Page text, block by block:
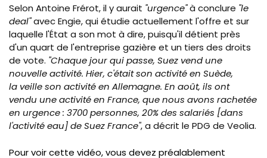
Selon Antoine Frérot, il y aurait "urgence"à conclure "le
deal"avec Engie, qui étudie actuellement l'offre et sur
laquelle l'État a son mot à dire, puisqu'il détient près
d'un quart de l'entreprise gazière et un tiers des droits
de vote. "Chaque jour qui passe, Suez vend une
nouvelle activité. Hier, c'était son activité en Suède,
la veille son activité en Allemagne. En août, ils ont
vendu une activité en France, que nous avons rachetée
en urgence : 3700 personnes, 20% des salariés [dans
l'activité eau] de Suez France", a décrit le PDG de Veolia.
Pour voir cette vidéo, vous devez préalablement